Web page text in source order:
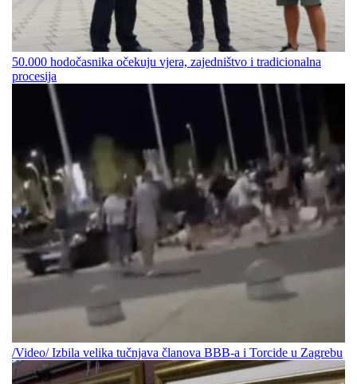
50.000 hodočasnika očekuju vjera, zajedništvo i tradicionalna
procesija
/Video/ Izbila velika tučnjava članova BBB-a i Torcide u Zagrebu